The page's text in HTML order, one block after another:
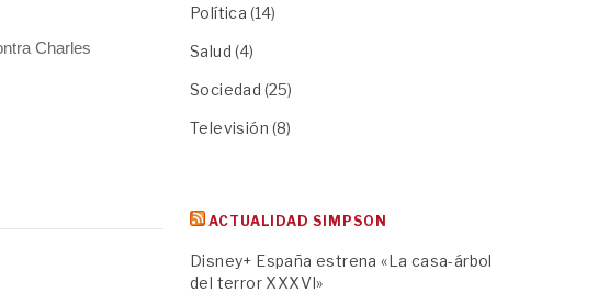
Charles
Política (14)
Salud (4)
Sociedad (25)
Televisión (8)
ACTUALIDAD SIMPSON
Disney+ España estrena «La casa-árbol
del terror XXXVI»